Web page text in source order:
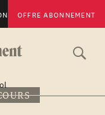
OFFRE ABONNEMENT